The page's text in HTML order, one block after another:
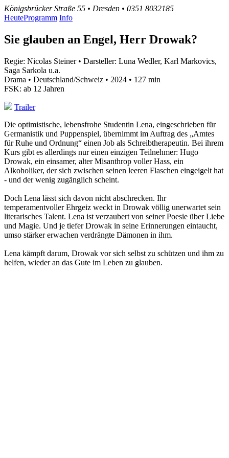
Königsbrücker Straße 55 • Dresden • 0351 8032185
HeuteProgramm Info
Sie glauben an Engel, Herr Drowak?
Regie: Nicolas Steiner • Darsteller: Luna Wedler, Karl Markovics,
Saga Sarkola u.a.
Drama • Deutschland/Schweiz • 2024 • 127 min
FSK: ab 12 Jahren
Trailer
Die optimistische, lebensfrohe Studentin Lena, eingeschrieben für
Germanistik und Puppenspiel, übernimmt im Auftrag des „Amtes
für Ruhe und Ordnung“ einen Job als Schreibtherapeutin. Bei ihrem
Kurs gibt es allerdings nur einen einzigen Teilnehmer: Hugo
Drowak, ein einsamer, alter Misanthrop voller Hass, ein
Alkoholiker, der sich zwischen seinen leeren Flaschen eingeigelt hat
- und der wenig zugänglich scheint.
Doch Lena lässt sich davon nicht abschrecken. Ihr
temperamentvoller Ehrgeiz weckt in Drowak völlig unerwartet sein
literarisches Talent. Lena ist verzaubert von seiner Poesie über Liebe
und Magie. Und je tiefer Drowak in seine Erinnerungen eintaucht,
umso stärker erwachen verdrängte Dämonen in ihm.
Lena kämpft darum, Drowak vor sich selbst zu schützen und ihm zu
helfen, wieder an das Gute im Leben zu glauben.